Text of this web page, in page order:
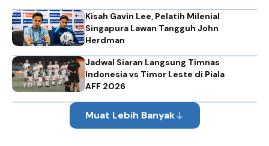
Kisah Gavin Lee, Pelatih Milenial
Singapura Lawan Tangguh John
Herdman
Jadwal Siaran Langsung Timnas
Indonesia vs Timor Leste di Piala
AFF 2026
Muat Lebih Banyak